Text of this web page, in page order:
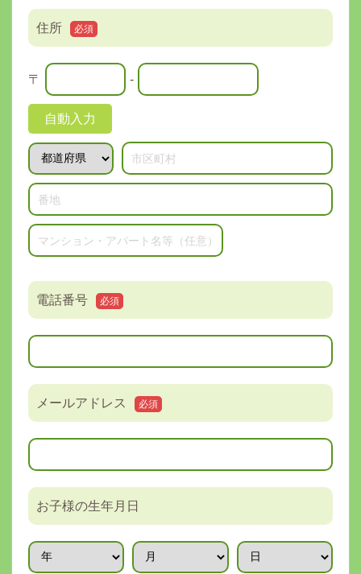
住所 必須
〒 -
自動入力
電話番号 必須
メールアドレス 必須
お子様の生年月日